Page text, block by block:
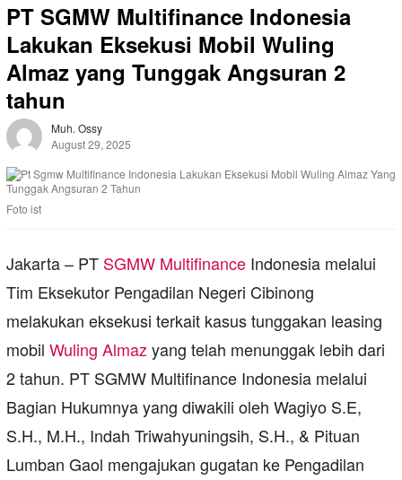
PT SGMW Multifinance Indonesia
Lakukan Eksekusi Mobil Wuling
Almaz yang Tunggak Angsuran 2
tahun
Muh. Ossy
August 29, 2025
Foto ist
Jakarta – PT SGMW Multifinance Indonesia melalui
Tim Eksekutor Pengadilan Negeri Cibinong
melakukan eksekusi terkait kasus tunggakan leasing
mobil Wuling Almaz yang telah menunggak lebih dari
2 tahun. PT SGMW Multifinance Indonesia melalui
Bagian Hukumnya yang diwakili oleh Wagiyo S.E,
S.H., M.H., Indah Triwahyuningsih, S.H., & Pituan
Lumban Gaol mengajukan gugatan ke Pengadilan